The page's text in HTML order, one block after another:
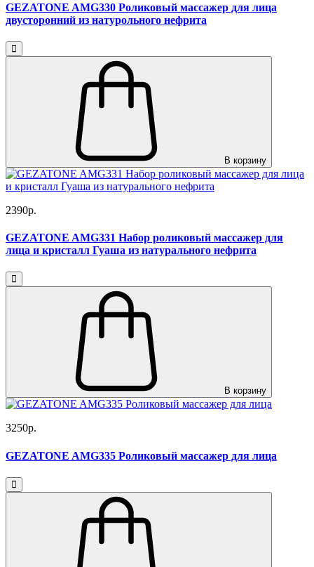
GEZATONE AMG330 Роликовый массажер для лица
двусторонний из натурольного нефрита
В корзину
2390р.
GEZATONE AMG331 Набор роликовый массажер для
лица и кристалл Гуаша из натурального нефрита
В корзину
3250р.
GEZATONE AMG335 Роликовый массажер для лица